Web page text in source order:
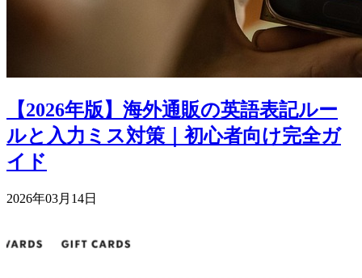
【2026年版】海外通販の英語表記ルー
ルと入力ミス対策｜初心者向け完全ガ
イド
2026年03月14日